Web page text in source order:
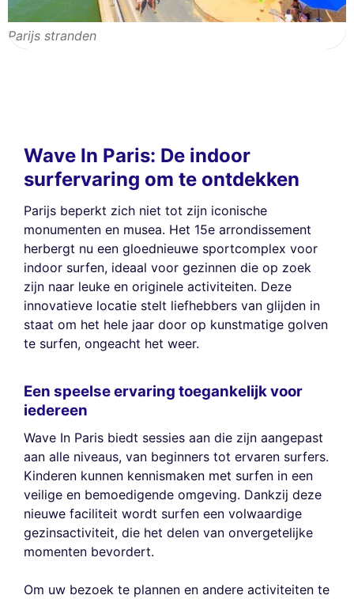
Parijs stranden
Wave In Paris: De indoor
surfervaring om te ontdekken
Parijs beperkt zich niet tot zijn iconische
monumenten en musea. Het 15e arrondissement
herbergt nu een gloednieuwe sportcomplex voor
indoor surfen, ideaal voor gezinnen die op zoek
zijn naar leuke en originele activiteiten. Deze
innovatieve locatie stelt liefhebbers van glijden in
staat om het hele jaar door op kunstmatige golven
te surfen, ongeacht het weer.
Een speelse ervaring toegankelijk voor
iedereen
Wave In Paris biedt sessies aan die zijn aangepast
aan alle niveaus, van beginners tot ervaren surfers.
Kinderen kunnen kennismaken met surfen in een
veilige en bemoedigende omgeving. Dankzij deze
nieuwe faciliteit wordt surfen een volwaardige
gezinsactiviteit, die het delen van onvergetelijke
momenten bevordert.
Om uw bezoek te plannen en andere activiteiten te